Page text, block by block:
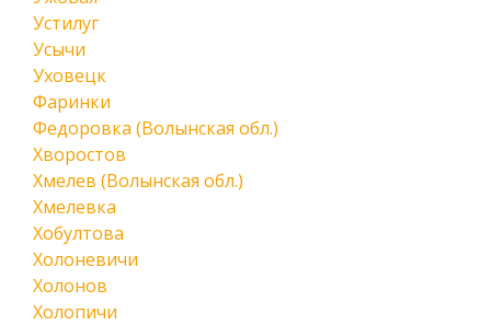
Устилуг
Усычи
Уховецк
Фаринки
Федоровка (Волынская обл.)
Хворостов
Хмелев (Волынская обл.)
Хмелевка
Хобултова
Холоневичи
Холонов
Холопичи